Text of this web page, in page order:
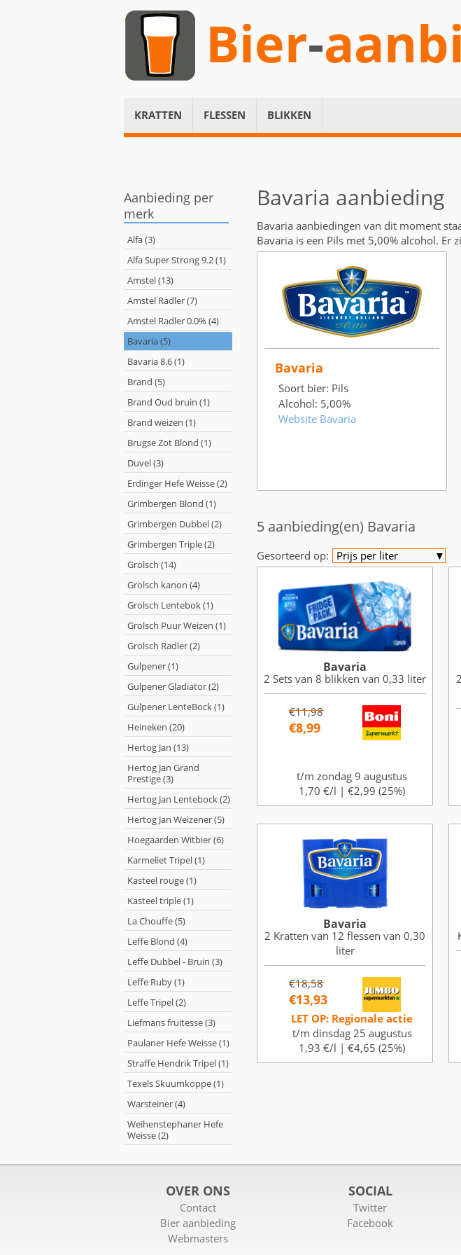
Bier-
KRATTEN FLESSEN BLIKKEN
Aanbieding per
merk
Alfa (3)
Alfa Super Strong 9.2 (1)
Amstel (13)
Amstel Radler (7)
Amstel Radler 0.0% (4)
Bavaria (5)
Bavaria 8.6 (1)
Brand (5)
Brand Oud bruin (1)
Brand weizen (1)
Brugse Zot Blond (1)
Duvel (3)
Erdinger Hefe Weisse (2)
Grimbergen Blond (1)
Grimbergen Dubbel (2)
Grimbergen Triple (2)
Grolsch (14)
Grolsch kanon (4)
Grolsch Lentebok (1)
Grolsch Puur Weizen (1)
Grolsch Radler (2)
Gulpener (1)
Gulpener Gladiator (2)
Gulpener LenteBock (1)
Heineken (20)
Hertog Jan (13)
Hertog Jan Grand
Prestige (3)
Hertog Jan Lentebock (2)
Hertog Jan Weizener (5)
Hoegaarden Witbier (6)
Karmeliet Tripel (1)
Kasteel rouge (1)
Kasteel triple (1)
La Chouffe (5)
Leffe Blond (4)
Leffe Dubbel - Bruin (3)
Leffe Ruby (1)
Leffe Tripel (2)
Liefmans fruitesse (3)
Paulaner Hefe Weisse (1)
Straffe Hendrik Tripel (1)
Texels Skuumkoppe (1)
Warsteiner (4)
Weihenstephaner Hefe
Weisse (2)
Bavaria aanbieding
Bavaria aanbiedingen van dit moment
Bavaria is een Pils met 5,00% alcohol. Er
Bavaria
Soort bier: Pils
Alcohol: 5,00%
Website Bavaria
5 aanbieding(en) Bavaria
Gesorteerd op: Prijs per liter ▼
Bavaria
2 Sets van 8 blikken van 0,33 liter
€11,98
€8,99
t/m zondag 9 augustus
1,70 €/l | €2,99 (25%)
Bavaria
2 Kratten van 12 flessen van 0,30
liter
€18,58
€13,93
LET OP: Regionale actie
t/m dinsdag 25 augustus
1,93 €/l | €4,65 (25%)
OVER ONS
Contact
Bier aanbieding
Webmasters
SOCIAL
Twitter
Facebook